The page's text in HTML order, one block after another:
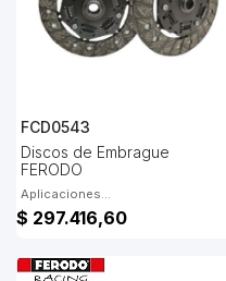
FCD0543
Discos de Embrague
FERODO
Aplicaciones...
$ 297.416,60